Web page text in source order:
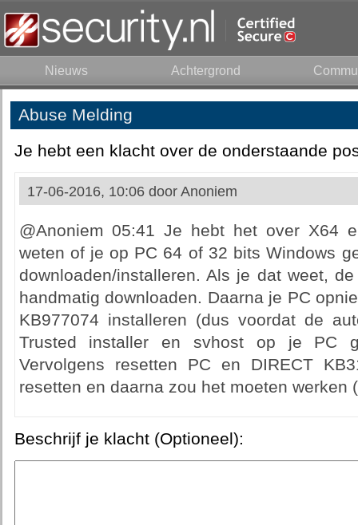
Nieuws Achtergrond
Abuse Melding
Je hebt een klacht over de onderstaande
17-06-2016, 10:06 door Anoniem
@Anoniem 05:41 Je hebt het over X64
weten of je op PC 64 of 32 bits Windows
downloaden/installeren. Als je dat weet,
handmatig downloaden. Daarna je PC
KB977074 installeren (dus voordat de
Trusted installer en svhost op je PC
Vervolgens resetten PC en DIRECT
resetten en daarna zou het moeten werken
Beschrijf je klacht (Optioneel):